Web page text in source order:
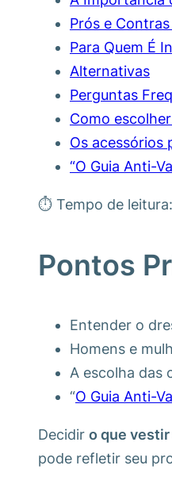
Prós e
Para Quem É
Alternativas
Perguntas
Como
Os acessórios
“O Guia Anti-
⏱ Tempo de
Pontos
Entender o
Homens e
A escolha das
“O Guia Anti-
Decidir o que
pode refletir seu